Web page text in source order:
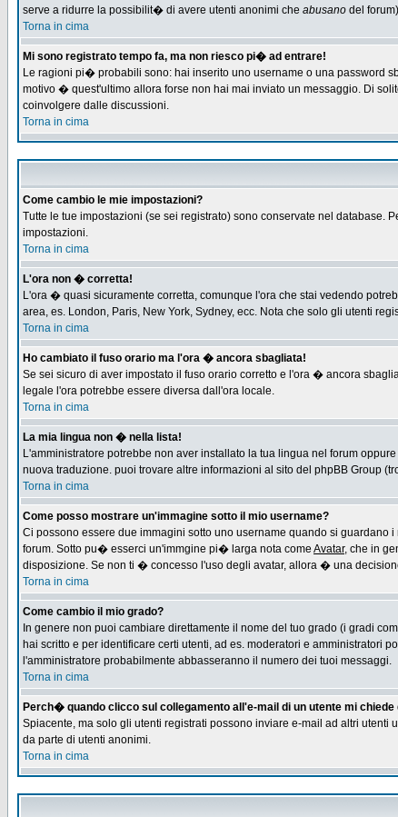
serve a ridurre la possibilit� di avere utenti anonimi che abusano del
Torna in cima
Mi sono registrato tempo fa, ma non riesco pi� ad entrare!
Le ragioni pi� probabili sono: hai inserito uno username o una password
motivo � quest'ultimo allora forse non hai mai inviato un messaggio. Di
coinvolgere dalle discussioni.
Torna in cima
Come cambio le mie impostazioni?
Tutte le tue impostazioni (se sei registrato) sono conservate nel database.
impostazioni.
Torna in cima
L'ora non � corretta!
L'ora � quasi sicuramente corretta, comunque l'ora che stai vedendo
area, es. London, Paris, New York, Sydney, ecc. Nota che solo gli utenti
Torna in cima
Ho cambiato il fuso orario ma l'ora � ancora sbagliata!
Se sei sicuro di aver impostato il fuso orario corretto e l'ora � ancora
legale l'ora potrebbe essere diversa dall'ora locale.
Torna in cima
La mia lingua non � nella lista!
L'amministratore potrebbe non aver installato la tua lingua nel forum
nuova traduzione. puoi trovare altre informazioni al sito del phpBB Group
Torna in cima
Come posso mostrare un'immagine sotto il mio username?
Ci possono essere due immagini sotto uno username quando si
forum. Sotto pu� esserci un'immgine pi� larga nota come Avatar, che in
disposizione. Se non ti � concesso l'uso degli avatar, allora � una
Torna in cima
Come cambio il mio grado?
In genere non puoi cambiare direttamente il nome del tuo grado (i gradi
hai scritto e per identificare certi utenti, ad es. moderatori e amministratori
l'amministratore probabilmente abbasseranno il numero dei tuoi messaggi.
Torna in cima
Perch� quando clicco sul collegamento all'e-mail di un utente mi chiede
Spiacente, ma solo gli utenti registrati possono inviare e-mail ad altri
da parte di utenti anonimi.
Torna in cima